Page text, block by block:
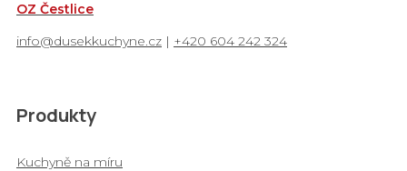
OZ Čestlice
info@dusekkuchyne.cz | +420 604 242 324
Produkty
Kuchyně na míru